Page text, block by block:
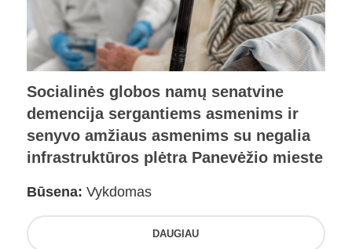
Socialinės globos namų senatvine
demencija sergantiems asmenims ir
senyvo amžiaus asmenims su negalia
infrastruktūros plėtra Panevėžio mieste
Būsena: Vykdomas
DAUGIAU